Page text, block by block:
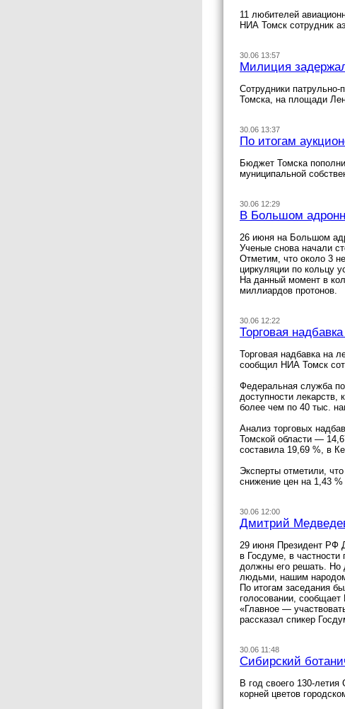
11 любителей
НИА Томск сотрудник
30.06 13:57
Милиция
Сотрудники
Томска, на площади
30.06 13:37
По итогам
Бюджет Томска
муниципальной
30.06 12:29
В Большом
26 июня на Большом
Ученые снова начали
Отметим, что около 3
циркуляции по кольцу
На данный момент в
миллиардов протонов.
30.06 12:22
Торговая
Торговая надбавка на
сообщил НИА Томск
Федеральная служба по
доступности
более чем по 40 тыс.
Анализ торговых
Томской области —
составила 19,69 %, в
Эксперты отметили,
снижение цен на 1,43
30.06 12:00
Дмитрий
29 июня Президент РФ
в Госдуме, в
должны его решать. Но
людьми, нашим
По итогам заседания
голосовании, сообщает
«Главное —
рассказал спикер
30.06 11:48
Сибирский
В год своего 130-
корней цветов